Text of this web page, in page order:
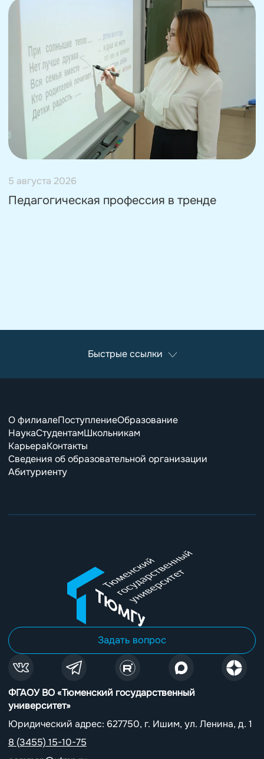
5 августа 2026
Педагогическая профессия в тренде
Быстрые ссылки
О филиалеПоступлениеОбразование
НаукаСтудентамШкольникам
КарьераКонтакты
Сведения об образовательной организации
Абитуриенту
ФГАОУ ВО «Тюменский государственный
университет»
Юридический адрес: 627750, г. Ишим, ул. Ленина, д. 1
8 (3455) 15-10-75
Задать вопрос